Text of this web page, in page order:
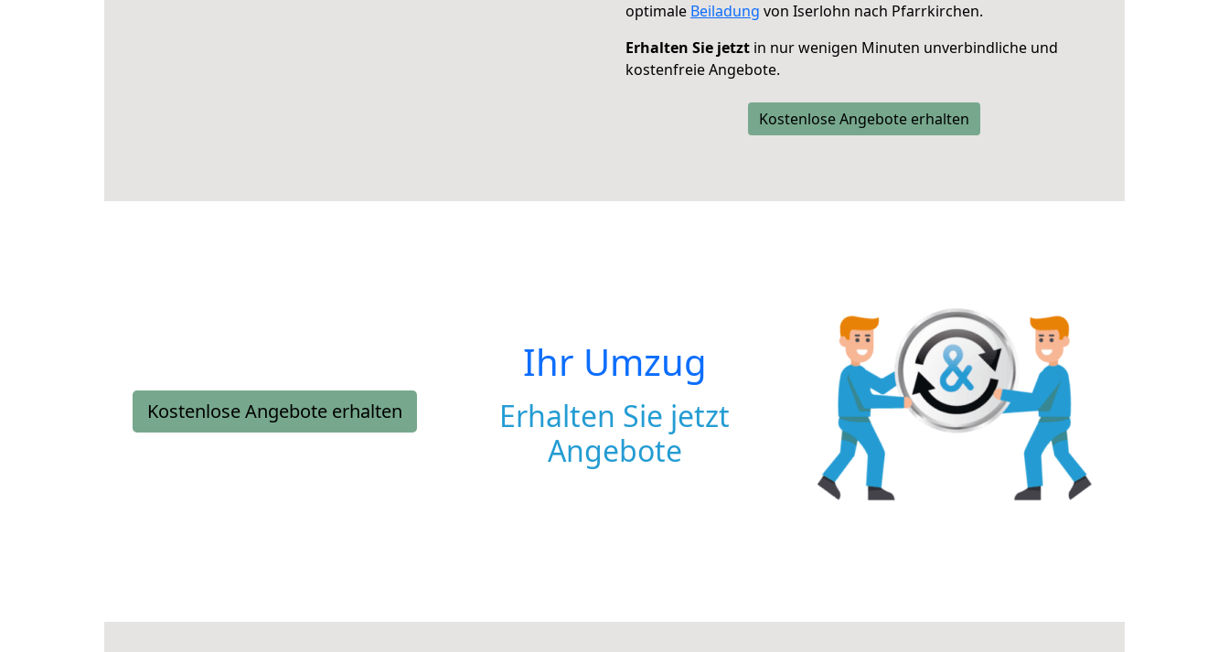
optimale Beiladung von Iserlohn nach Pfarrkirchen.
Erhalten Sie jetzt in nur wenigen Minuten unverbindliche und
kostenfreie Angebote.
Kostenlose Angebote erhalten
Kostenlose Angebote erhalten
Ihr Umzug
Erhalten Sie jetzt
Angebote